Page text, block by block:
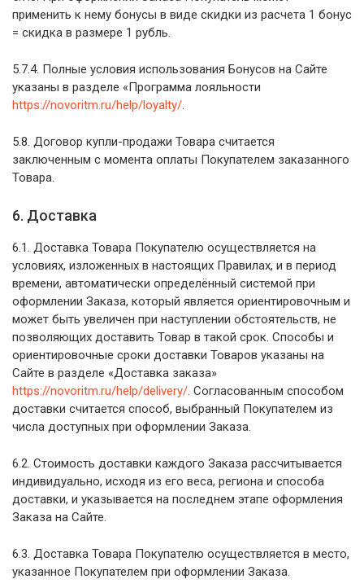
применить к нему бонусы в виде скидки из расчета 1 бонус
= скидка в размере 1 рубль.
5.7.4. Полные условия использования Бонусов на Сайте
указаны в разделе «Программа лояльности
https://novoritm.ru/help/loyalty/.
5.8. Договор купли-продажи Товара считается
заключенным с момента оплаты Покупателем заказанного
Товара.
6. Доставка
6.1. Доставка Товара Покупателю осуществляется на
условиях, изложенных в настоящих Правилах, и в период
времени, автоматически определённый системой при
оформлении Заказа, который является ориентировочным и
может быть увеличен при наступлении обстоятельств, не
позволяющих доставить Товар в такой срок. Способы и
ориентировочные сроки доставки Товаров указаны на
Сайте в разделе «Доставка заказа»
https://novoritm.ru/help/delivery/. Согласованным способом
доставки считается способ, выбранный Покупателем из
числа доступных при оформлении Заказа.
6.2. Стоимость доставки каждого Заказа рассчитывается
индивидуально, исходя из его веса, региона и способа
доставки, и указывается на последнем этапе оформления
Заказа на Сайте.
6.3. Доставка Товара Покупателю осуществляется в место,
указанное Покупателем при оформлении Заказа.